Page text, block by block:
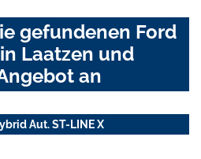
gefundenen Ford
Laatzen und
an
Aut. ST-LINE X